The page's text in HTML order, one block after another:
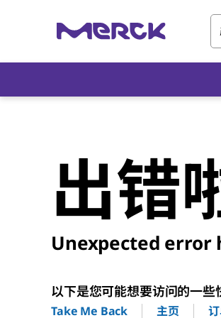
出错
Unexpected error
以下是您可能想要访问的一些
Take Me Back 主页